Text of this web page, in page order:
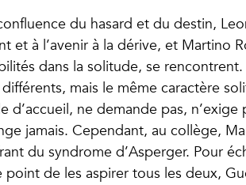
du hasard et du destin,
et à l’avenir à la dérive, et Martino
dans la solitude, se
différents, mais le même caractère
d’accueil, ne demande pas,
jamais. Cependant, au collège,
du syndrome d’Asperger. Pour
point de les aspirer tous les deux,